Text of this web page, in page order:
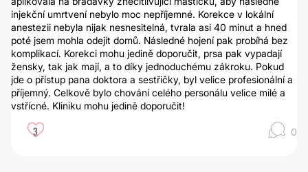
injekční umrtvení nebylo moc nepříjemné. Korekce v lokální
anestezii nebyla nijak nesnesitelná, tvrala asi 40 minut a hned
poté jsem mohla odejít domů. Následné hojení pak probíhá bez
komplikací. Korekci mohu jedině doporučit, prsa pak vypadají
žensky, tak jak mají, a to díky jednoduchému zákroku. Pokud
jde o přístup pana doktora a sestřičky, byl velice profesionální a
příjemný. Celkově bylo chování celého personálu velice milé a
vstřícné. Kliniku mohu jedině doporučit!
3 0